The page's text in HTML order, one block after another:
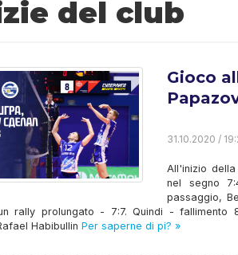
del club
Gioco
31.10.2020 /
All'inizio
nel segno
passaggio,
rally prolungato - 7:7. Quindi - fallimento
Habibullin Per saperne di pi? »